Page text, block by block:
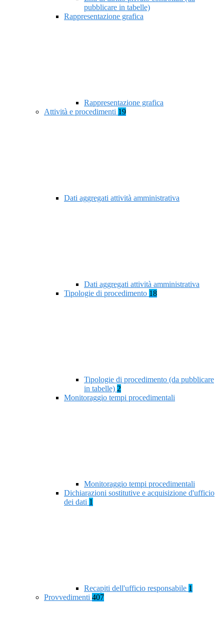
pubblicare in tabelle)
Rappresentazione grafica
Rappresentazione grafica
Attività e procedimenti 19
Dati aggregati attività amministrativa
Dati aggregati attività amministrativa
Tipologie di procedimento 18
Tipologie di procedimento (da pubblicare
in tabelle) 2
Monitoraggio tempi procedimentali
Monitoraggio tempi procedimentali
Dichiarazioni sostitutive e acquisizione d'ufficio
dei dati 1
Recapiti dell'ufficio responsabile 1
Provvedimenti 407